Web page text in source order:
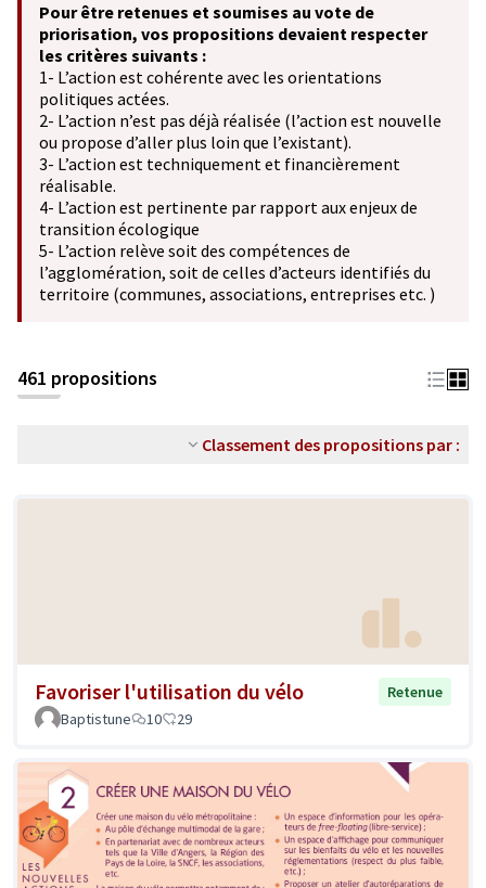
Pour être retenues et soumises au vote de
priorisation, vos propositions devaient respecter
les critères suivants :
1- L’action est cohérente avec les orientations
politiques actées.
2- L’action n’est pas déjà réalisée (l’action est nouvelle
ou propose d’aller plus loin que l’existant).
3- L’action est techniquement et financièrement
réalisable.
4- L’action est pertinente par rapport aux enjeux de
transition écologique
5- L’action relève soit des compétences de
l’agglomération, soit de celles d’acteurs identifiés du
territoire (communes, associations, entreprises etc. )
461 propositions
Classement des propositions par :
Favoriser l'utilisation du vélo
Retenue
Baptistune
10 29